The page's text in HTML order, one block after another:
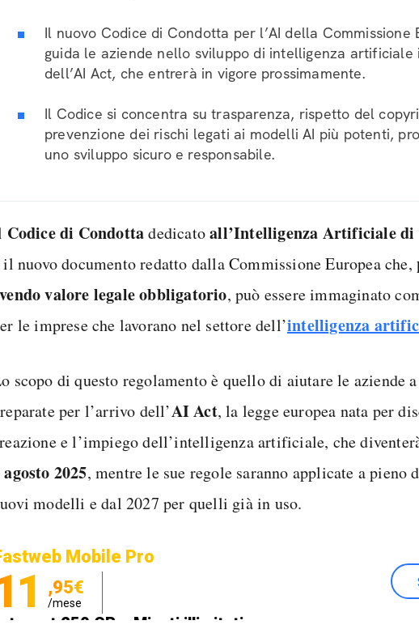
Il nuovo Codice di Condotta per l’AI della Commissione
guida le aziende nello sviluppo di intelligenza artificiale
dell’AI Act, che entrerà in vigore prossimamente.
Il Codice si concentra su trasparenza, rispetto del
prevenzione dei rischi legati ai modelli AI più potenti,
uno sviluppo sicuro e responsabile.
Codice di Condottadedicatoall’Intelligenza Artificiale di
il nuovo documento redatto dalla Commissione Europea che,
valore legale obbligatorio, può essere immaginato
le imprese che lavorano nel settore dell’intelligenza
scopo di questo regolamento è quello di aiutare le aziende
per l’arrivo dell’AIAct, la legge europea nata per
e l’impiego dell’intelligenza artificiale, che
agosto 2025, mentre le sue regole saranno applicate a pieno
modelli e dal 2027 per quelli già in uso.
Mobile Pro
,95€
/mese
250 GB e Minuti illimitati